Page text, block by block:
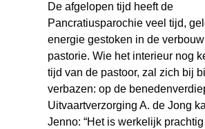
De afgelopen tijd heeft de
Pancratiusparochie veel tijd,
energie gestoken in de
pastorie. Wie het interieur nog
tijd van de pastoor, zal zich bij
verbazen: op de
Uitvaartverzorging A. de Jong
Jenno: “Het is werkelijk